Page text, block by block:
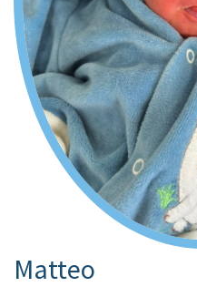
Matteo